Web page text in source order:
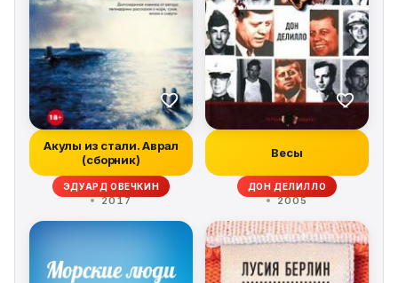
Акулы из стали. Аврал
(сборник)
ЭДУАРД ОВЕЧКИН
2017
Весы
ДОН ДЕЛИЛЛО
2005